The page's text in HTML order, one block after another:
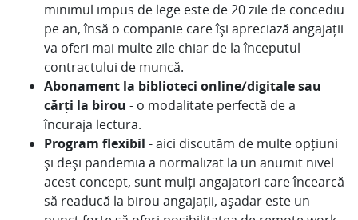
minimul impus de lege este de 20 zile de concediu
pe an, însă o companie care își apreciază angajații
va oferi mai multe zile chiar de la începutul
contractului de muncă.
Abonament la biblioteci online/digitale sau
cărți la birou - o modalitate perfectă de a
încuraja lectura.
Program flexibil - aici discutăm de multe opțiuni
și deși pandemia a normalizat la un anumit nivel
acest concept, sunt mulți angajatori care încearcă
să readucă la birou angajații, așadar este un